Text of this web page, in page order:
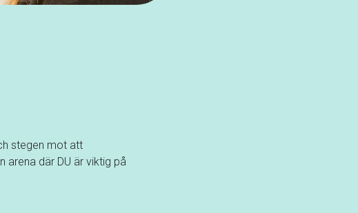
stegen mot att
arena där DU är viktig på